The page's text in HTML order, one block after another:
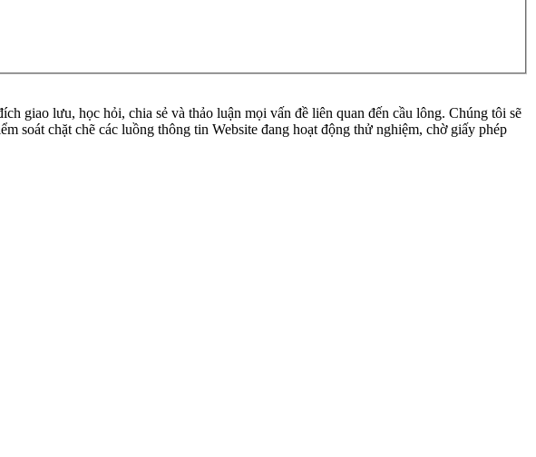
giao lưu, học hỏi, chia sẻ và thảo luận mọi vấn đề liên quan đến cầu lông. Chúng tôi sẽ
soát chặt chẽ các luồng thông tin Website đang hoạt động thử nghiệm, chờ giấy phép